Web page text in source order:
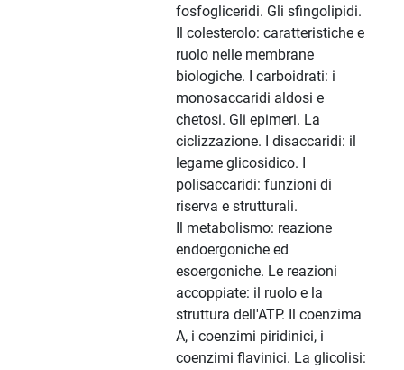
fosfogliceridi. Gli sfingolipidi.
Il colesterolo: caratteristiche e
ruolo nelle membrane
biologiche. I carboidrati: i
monosaccaridi aldosi e
chetosi. Gli epimeri. La
ciclizzazione. I disaccaridi: il
legame glicosidico. I
polisaccaridi: funzioni di
riserva e strutturali.
Il metabolismo: reazione
endoergoniche ed
esoergoniche. Le reazioni
accoppiate: il ruolo e la
struttura dell'ATP. Il coenzima
A, i coenzimi piridinici, i
coenzimi flavinici. La glicolisi: